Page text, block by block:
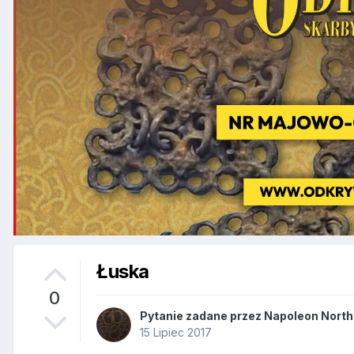
0
Łuska
Pytanie zadane przez Napoleon North
15 Lipiec 2017